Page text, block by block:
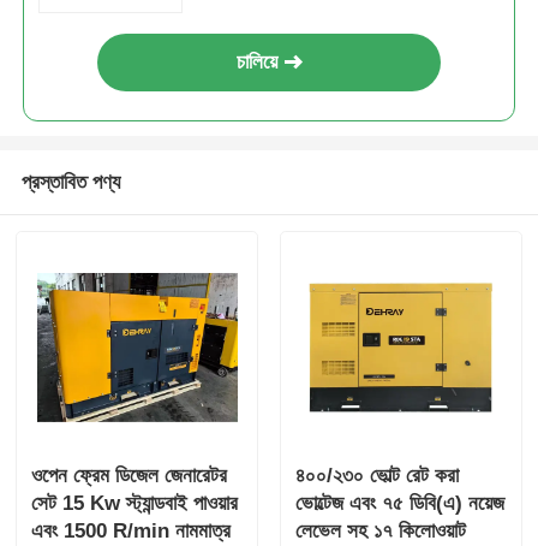
চালিয়ে
প্রস্তাবিত পণ্য
ওপেন ফ্রেম ডিজেল জেনারেটর
সেট 15 Kw স্ট্যান্ডবাই পাওয়ার
এবং 1500 R/min নামমাত্র
৪০০/২৩০ ভোল্ট রেট করা
ভোল্টেজ এবং ৭৫ ডিবি(এ) নয়েজ
লেভেল সহ ১৭ কিলোওয়াট